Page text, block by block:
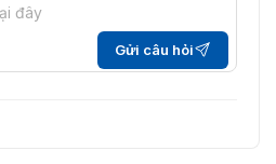
Gửi câu hỏi